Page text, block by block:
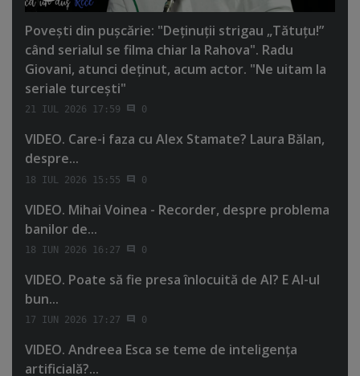
Poveşti din puşcărie: "Deţinuţii strigau „Tătuţu!”
când serialul se filma chiar la Rahova". Radu
Giovani, atunci deţinut, acum actor. "Ne uitam la
seriale turceşti"
21 IUL 2026 17:59 0
VIDEO. Care-i faza cu Alex Stamate? Laura Bălan,
despre...
18 IUL 2026 15:55 0
VIDEO. Mihai Voinea - Recorder, despre problema
banilor de...
18 IUN 2026 16:27 0
VIDEO. Poate să fie presa înlocuită de AI? E AI-ul
bun...
17 IUN 2026 17:27 0
VIDEO. Andreea Esca se teme de inteligenţa
artificială?...